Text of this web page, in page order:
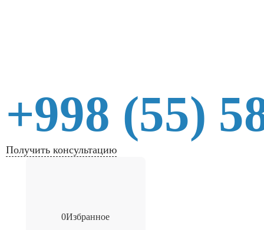
+998 (55)
Получить консультацию
0Избранное